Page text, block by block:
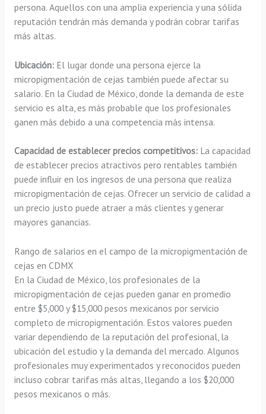
persona. Aquellos con una amplia experiencia y una sólida
reputación tendrán más demanda y podrán cobrar tarifas
más altas.
Ubicación:El lugar donde una persona ejerce la
micropigmentación de cejas también puede afectar su
salario. En la Ciudad de México, donde la demanda de este
servicio es alta, es más probable que los profesionales
ganen más debido a una competencia más intensa.
Capacidad de establecer precios competitivos:La capacidad
de establecer precios atractivos pero rentables también
puede influir en los ingresos de una persona que realiza
micropigmentación de cejas. Ofrecer un servicio de calidad a
un precio justo puede atraer a más clientes y generar
mayores ganancias.
Rango de salarios en el campo de la micropigmentación de
cejas en CDMX
En la Ciudad de México, los profesionales de la
micropigmentación de cejas pueden ganar en promedio
entre $5,000 y $15,000 pesos mexicanos por servicio
completo de micropigmentación. Estos valores pueden
variar dependiendo de la reputación del profesional, la
ubicación del estudio y la demanda del mercado. Algunos
profesionales muy experimentados y reconocidos pueden
incluso cobrar tarifas más altas, llegando a los $20,000
pesos mexicanos o más.